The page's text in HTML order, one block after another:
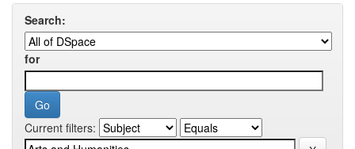
Search:
for
Current filters: